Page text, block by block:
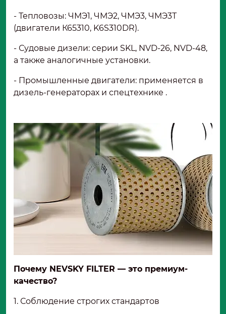
- Тепловозы: ЧМЭ1, ЧМЭ2, ЧМЭ3, ЧМЭ3Т
(двигатели К65310, K6S310DR).
- Судовые дизели: серии SKL, NVD-26, NVD-48,
а также аналогичные установки.
- Промышленные двигатели: применяется в
дизель-генераторах и спецтехнике .
Почему NEVSKY FILTER — это премиум-
качество?
1. Соблюдение строгих стандартов